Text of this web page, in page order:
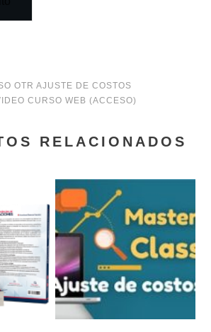
OTR AJUSTE DE COSTOS
CURSO WEB (ACCESO)
RELACIONADOS